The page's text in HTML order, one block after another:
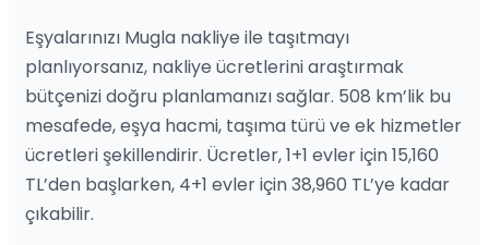
Eşyalarınızı Mugla nakliye ile taşıtmayı
planlıyorsanız, nakliye ücretlerini araştırmak
bütçenizi doğru planlamanızı sağlar. 508 km’lik bu
mesafede, eşya hacmi, taşıma türü ve ek hizmetler
ücretleri şekillendirir. Ücretler, 1+1 evler için 15,160
TL’den başlarken, 4+1 evler için 38,960 TL’ye kadar
çıkabilir.